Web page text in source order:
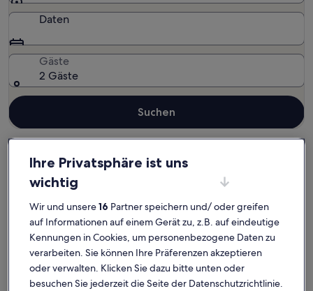
Daten
Gäste
2 Gäste
Suchen
Landkreis Vorpommern-Greifswald
Lubmin: Entdecke
Ferienunterkünfte am Strand
Weitere Infos zu Kleines Kurhaus Lubmin
Ihre Privatsphäre ist uns
wichtig
Wir und unsere16 Partner speichern und/ oder greifen
auf Informationen auf einem Gerät zu, z.B. auf eindeutige
Kennungen in Cookies, um personenbezogene Daten zu
verarbeiten. Sie können Ihre Präferenzen akzeptieren
oder verwalten. Klicken Sie dazu bitte unten oder
besuchen Sie jederzeit die Seite der Datenschutzrichtlinie.